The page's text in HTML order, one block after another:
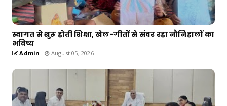
स्वागत से शुरू होती शिक्षा, खेल-गीतों से संवर रहा नौनिहालों का
भविष्य
Admin August 05, 2026